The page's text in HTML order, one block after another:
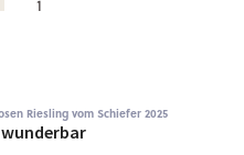
1
Riesling vom Schiefer 2025
wunderbar